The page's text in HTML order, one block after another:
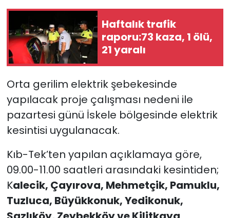
Haftalık trafik
raporu:73 kaza, 1 ölü,
21 yaralı
Orta gerilim elektrik şebekesinde
yapılacak proje çalışması nedeni ile
pazartesi günü İskele bölgesinde elektrik
kesintisi uygulanacak.
Kıb-Tek’ten yapılan açıklamaya göre,
09.00-11.00 saatleri arasındaki kesintiden;
Kalecik, Çayırova, Mehmetçik, Pamuklu,
Tuzluca, Büyükkonuk, Yedikonuk,
Nöbetçi Eczaneler
Otomobil Dünyası
Politika
SAĞLIK
Spor
Teknoloji
TÜRKiYE